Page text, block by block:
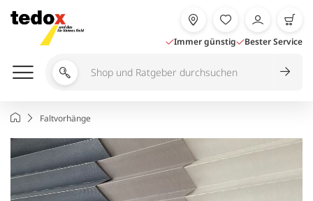
Inhalt
springen
Immer günstig Bester Service
Shop
durchsuchen
StartseiteFaltvorhänge